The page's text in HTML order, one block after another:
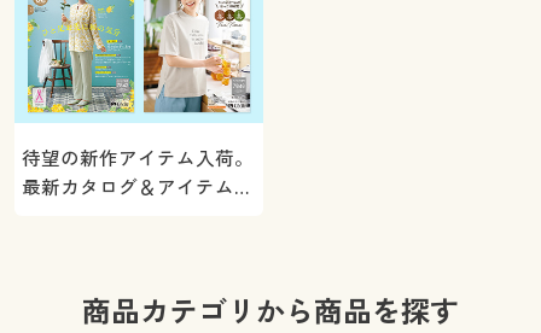
待望の新作アイテム入荷。
最新カタログ＆アイテムを
商品カテゴリから商品を探す